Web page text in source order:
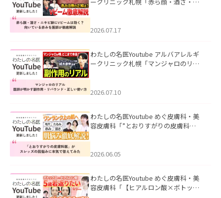
した。
2026.07.17
わたしの名医Youtube アルバアレルギ
ークリニック札幌「マンジャロのリア
た。
2026.07.10
わたしの名医Youtube めぐ皮膚科・美
容皮膚科「”とおりすがりの皮膚科
2026.06.05
わたしの名医Youtube めぐ皮膚科・美
容皮膚科「【ヒアルロン酸×ボトック